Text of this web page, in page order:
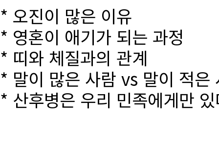
* 오진이 많은 이유
* 영혼이 애기가 되는 과정
* 띠와 체질과의 관계
* 말이 많은 사람 vs 말이 적은
* 산후병은 우리 민족에게만